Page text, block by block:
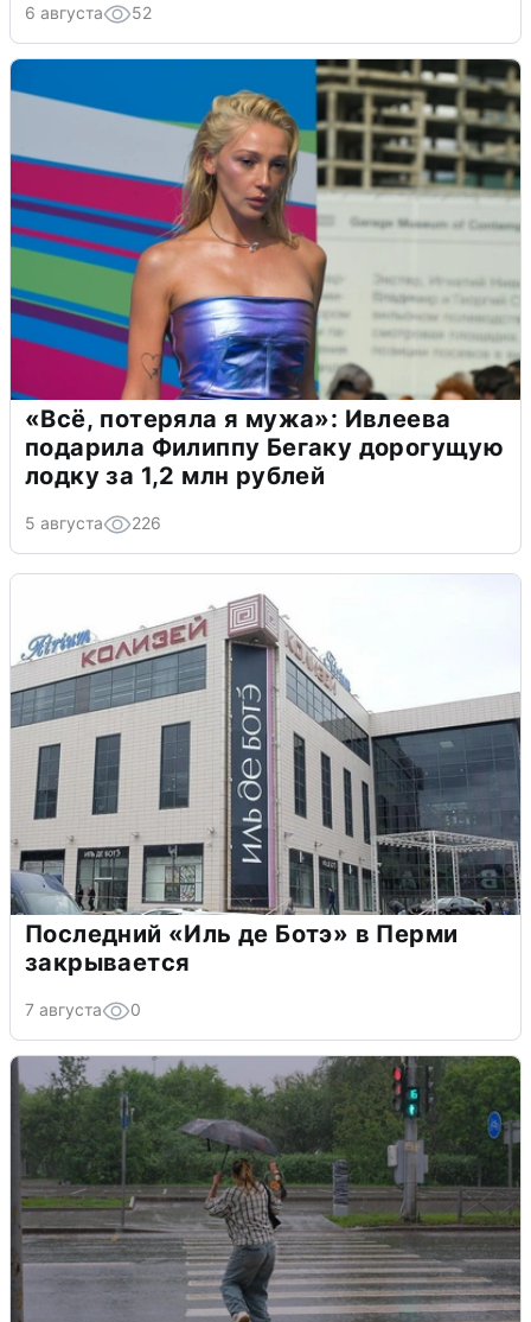
6 августа 52
«Всё, потеряла я мужа»: Ивлеева
подарила Филиппу Бегаку дорогущую
лодку за 1,2 млн рублей
5 августа 226
Последний «Иль де Ботэ» в Перми
закрывается
7 августа 0